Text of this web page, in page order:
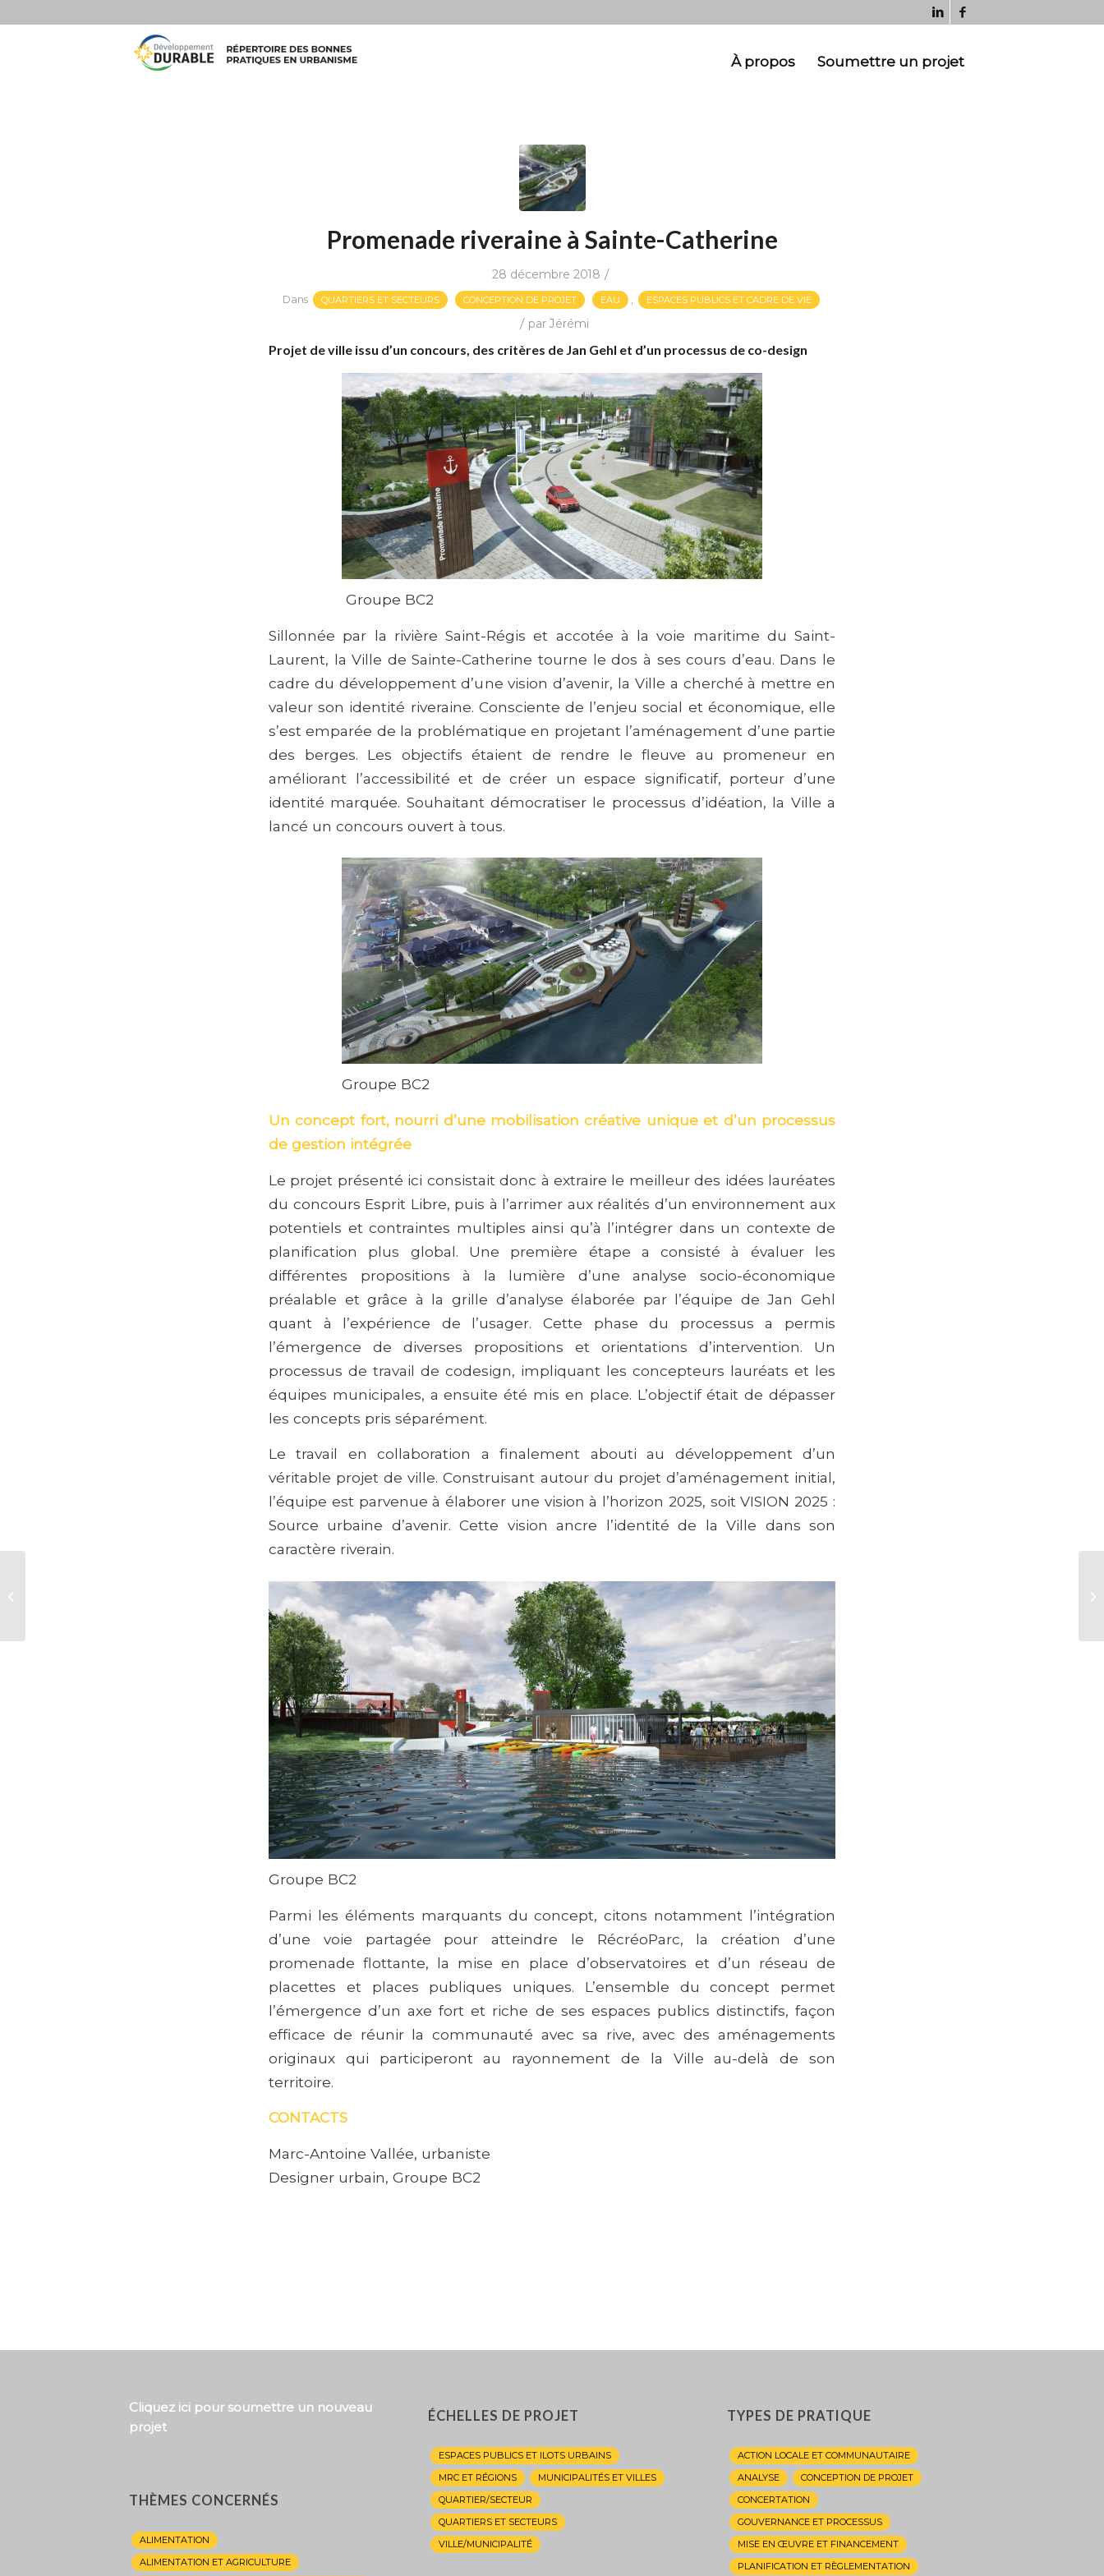
À propos Soumettre un projet
Promenade riveraine à Sainte-Catherine
28 décembre 2018 /
Dans QUARTIERS ET SECTEURS CONCEPTION DE PROJET EAU , ESPACES PUBLICS ET CADRE DE VIE
/ parJérémi
Projet de ville issu d’un concours, des critères de Jan Gehl et d’un processus de co-design
Groupe BC2
Sillonnée par la rivière Saint-Régis et accotée à la voie maritime du Saint-
Laurent, la Ville de Sainte-Catherine tourne le dos à ses cours d’eau. Dans le
cadre du développement d’une vision d’avenir, la Ville a cherché à mettre en
valeur son identité riveraine. Consciente de l’enjeu social et économique, elle
s’est emparée de la problématique en projetant l’aménagement d’une partie
des berges. Les objectifs étaient de rendre le fleuve au promeneur en
améliorant l’accessibilité et de créer un espace significatif, porteur d’une
identité marquée. Souhaitant démocratiser le processus d’idéation, la Ville a
lancé un concours ouvert à tous.
Groupe BC2
Un concept fort, nourri d’une mobilisation créative unique et d’un processus
de gestion intégrée
Le projet présenté ici consistait donc à extraire le meilleur des idées lauréates
du concours Esprit Libre, puis à l’arrimer aux réalités d’un environnement aux
potentiels et contraintes multiples ainsi qu’à l’intégrer dans un contexte de
planification plus global. Une première étape a consisté à évaluer les
différentes propositions à la lumière d’une analyse socio-économique
préalable et grâce à la grille d’analyse élaborée par l’équipe de Jan Gehl
quant à l’expérience de l’usager. Cette phase du processus a permis
l’émergence de diverses propositions et orientations d’intervention. Un
processus de travail de codesign, impliquant les concepteurs lauréats et les
équipes municipales, a ensuite été mis en place. L’objectif était de dépasser
les concepts pris séparément.
Le travail en collaboration a finalement abouti au développement d’un
véritable projet de ville. Construisant autour du projet d’aménagement initial,
l’équipe est parvenue à élaborer une vision à l’horizon 2025, soit VISION 2025 :
Source urbaine d’avenir. Cette vision ancre l’identité de la Ville dans son
caractère riverain.
Groupe BC2
Parmi les éléments marquants du concept, citons notamment l’intégration
d’une voie partagée pour atteindre le RécréoParc, la création d’une
promenade flottante, la mise en place d’observatoires et d’un réseau de
placettes et places publiques uniques. L’ensemble du concept permet
l’émergence d’un axe fort et riche de ses espaces publics distinctifs, façon
efficace de réunir la communauté avec sa rive, avec des aménagements
originaux qui participeront au rayonnement de la Ville au-delà de son
territoire.
CONTACTS
Marc-Antoine Vallée, urbaniste
Designer urbain, Groupe BC2
Cliquez ici pour soumettre un nouveau
projet
THÈMES CONCERNÉS
ALIMENTATION
ALIMENTATION ET AGRICULTURE
ÉCHELLES DE PROJET
ESPACES PUBLICS ET ILOTS URBAINS
MRC ET RÉGIONS
MUNICIPALITÉS ET VILLES
QUARTIER/SECTEUR
QUARTIERS ET SECTEURS
VILLE/MUNICIPALITÉ
TYPES DE PRATIQUE
ACTION LOCALE ET COMMUNAUTAIRE
ANALYSE
CONCEPTION DE PROJET
CONCERTATION
GOUVERNANCE ET PROCESSUS
MISE EN ŒUVRE ET FINANCEMENT
PLANIFICATION ET RÈGLEMENTATION